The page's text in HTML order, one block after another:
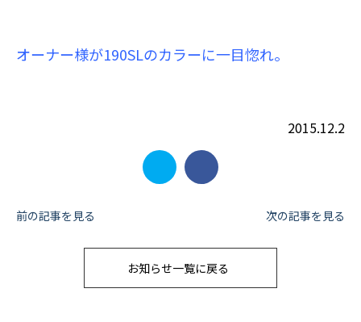
オーナー様が190SLのカラーに一目惚れ。
2015.12.2
投
前の記事を見る 次の記事を見る
お知らせ一覧に戻る